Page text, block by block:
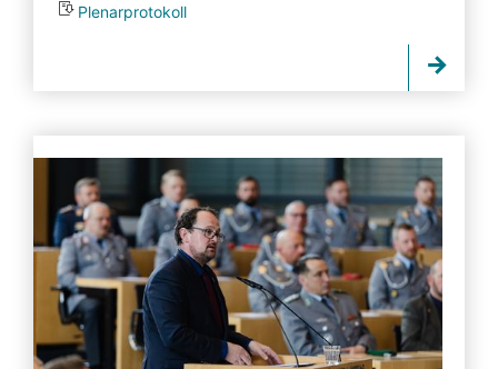
Plenarprotokoll